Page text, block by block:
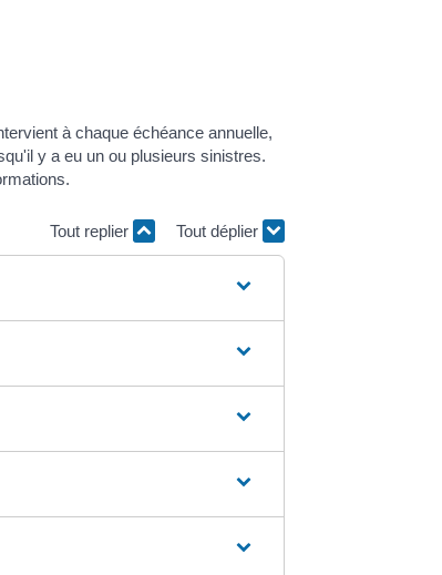
à chaque échéance annuelle,
y a eu un ou plusieurs sinistres.
Tout replier Tout déplier